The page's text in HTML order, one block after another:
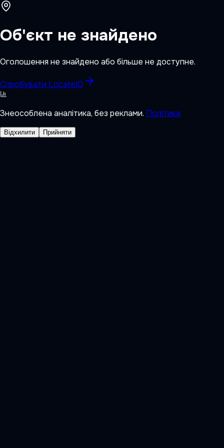
Об'єкт не знайдено
Оголошення не знайдено або більше не доступне.
Спробувати LocateIQ
Знеособлена аналітика, без реклами. Політика
Відхилити Прийняти